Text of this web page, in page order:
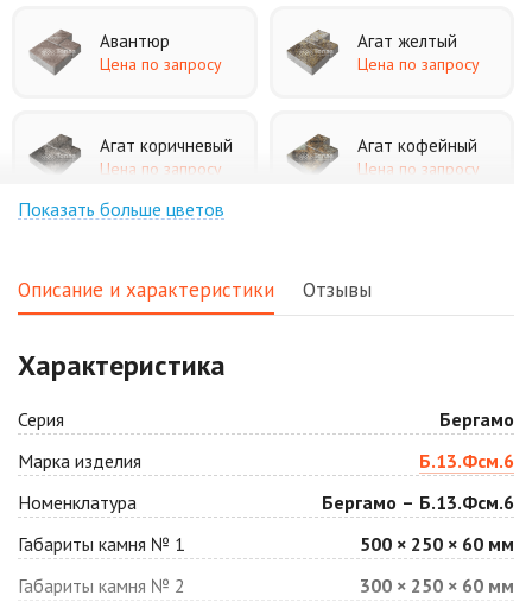
Авантюр
Цена по запросу
Агат желтый
Цена по запросу
Агат коричневый
Цена по запросу
Агат кофейный
Цена по запросу
Цена по запросу
Антрацит
Цена по запросу
Арабская ночь
Цена по запросу
Барселона
Цена по запросу
Белая
Цена по запросу
Показать больше цветов
Описание и характеристики Отзывы
Характеристика
Серия
Бергамо
Марка изделия
Б.13.Фсм.6
Номенклатура
Бергамо – Б.13.Фсм.6
Габариты камня № 1
500 × 250 × 60 мм
Габариты камня № 2
300 × 250 × 60 мм